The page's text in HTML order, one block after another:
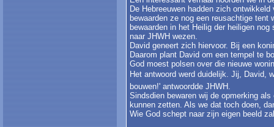
De Hebreeuwen hadden zich
bewaarden ze nog een reusachtige
bewaarden in het Heilig der heiligen
naar JHWH wezen.
David geneert zich hiervoor. Bij een
Daarom plant David om een tempel te
God moest polsen over die nieuwe
Het antwoord werd duidelijk. Jij,
bouwen!' antwoordde JHWH.
Sindsdien bewaren wij de opmerking
kunnen zetten. Als we dat toch doen,
Wie God schept naar zijn eigen beeld